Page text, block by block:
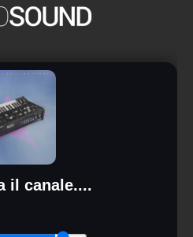
il canale....